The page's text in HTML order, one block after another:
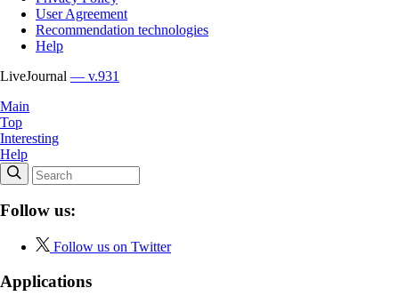
User Agreement
Recommendation technologies
Help
LiveJournal — v.931
Main
Top
Interesting
Help
Follow us:
Follow us on Twitter
Applications